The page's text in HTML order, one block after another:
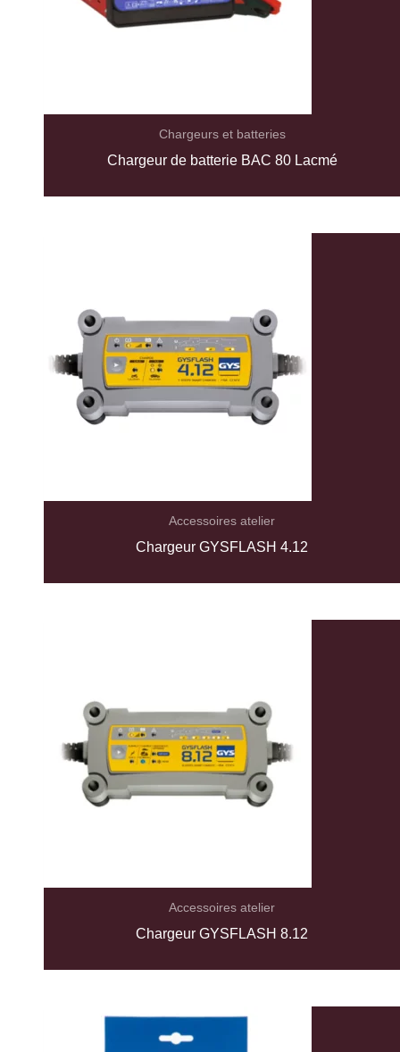
Chargeurs et batteries
Chargeur de batterie BAC 80 Lacmé
Accessoires atelier
Chargeur GYSFLASH 4.12
Accessoires atelier
Chargeur GYSFLASH 8.12